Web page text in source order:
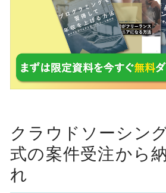
クラウドソーシン
式の案件受注から
れ